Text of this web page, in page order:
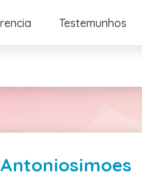
Testemunhos
Antoniosimoes